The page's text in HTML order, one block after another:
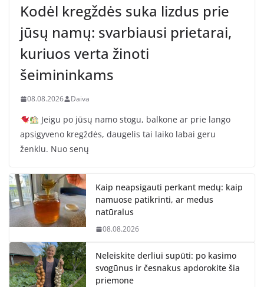
Kodėl kregždės suka lizdus prie
jūsų namų: svarbiausi prietarai,
kuriuos verta žinoti
šeimininkams
08.08.2026 Daiva
Jeigu po jūsų namo stogu, balkone ar prie lango
apsigyveno kregždės, daugelis tai laiko labai geru
ženklu. Nuo senų
Kaip neapsigauti perkant medų: kaip
namuose patikrinti, ar medus
natūralus
08.08.2026
Neleiskite derliui supūti: po kasimo
svogūnus ir česnakus apdorokite šia
priemone